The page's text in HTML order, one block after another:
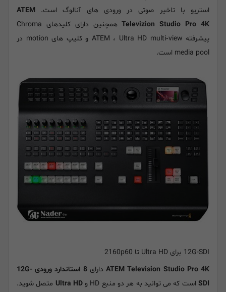
استریو با تاخیر صوتی در ورودی های آنالوگ است. ATEM
Televizion Studio Pro 4K
همچنین دارای کلیدهای Chroma
پیشرفته ATEM ، Ultra HD multi
‑
view و کلیپ های motion در
media pool است.
12G-SDI برای Ultra HD تا 2160p60
ATEM Television Studio Pro 4K دارای
8 استاندارد ورودی 12G-
SDIاست که می توانید به هر دو منبع HD و Ultra HD متصل شوید.